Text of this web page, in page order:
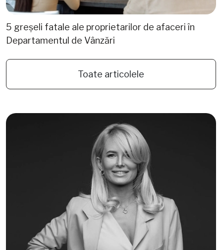
5 greșeli fatale ale proprietarilor de afaceri în
Departamentul de Vânzări
Toate articolele